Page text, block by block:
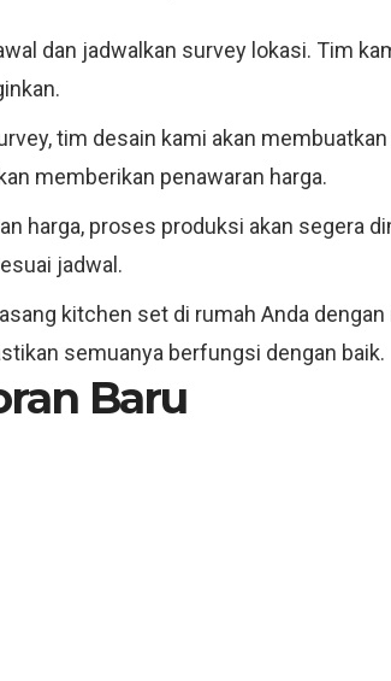
dan jadwalkan survey lokasi. Tim
tim desain kami akan
memberikan penawaran harga.
harga, proses produksi akan segera
jadwal.
kitchen set di rumah Anda dengan
semuanya berfungsi dengan baik.
Baru